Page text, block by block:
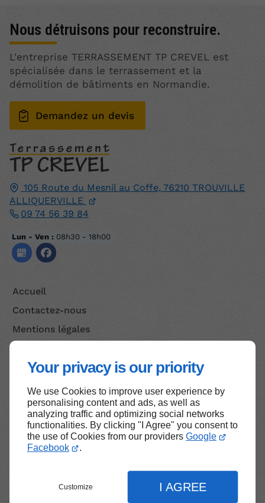
Your privacy is our priority
We use Cookies to improve user experience by
personalising content and ads, as well as
analyzing traffic and optimizing social networks
functionalities. By clicking "I Agree" you consent to
the use of Cookies from our providers Google
Facebook
.
Customize I AGREE
105 Route du Mesnil au Coffe, 76210 TROUVILLE
ALLIQUERVILLE
09 74 56 39 84
Lun - Ven : 08h30 - 18h00
Accueil
Contactez-nous
Mentions légales
Nous détruisons pour reconstruire.
L'entreprise TERRASSEMENT TP CREVEL est
spécialisée dans le terrassement et la
démolition de bâtiments en Normandie.
Demandez un devis
Haut de page